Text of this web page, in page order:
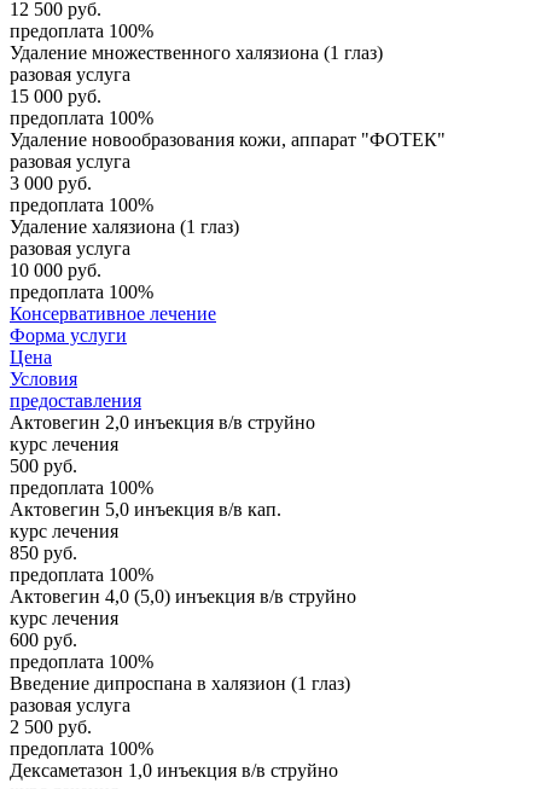
12 500 руб.
предоплата 100%
Удаление множественного халязиона (1 глаз)
разовая услуга
15 000 руб.
предоплата 100%
Удаление новообразования кожи, аппарат "ФОТЕК"
разовая услуга
3 000 руб.
предоплата 100%
Удаление халязиона (1 глаз)
разовая услуга
10 000 руб.
предоплата 100%
Консервативное лечение
Форма услуги
Цена
Условия
предоставления
Актовегин 2,0 инъекция в/в струйно
курс лечения
500 руб.
предоплата 100%
Актовегин 5,0 инъекция в/в кап.
курс лечения
850 руб.
предоплата 100%
Актовегин 4,0 (5,0) инъекция в/в струйно
курс лечения
600 руб.
предоплата 100%
Введение дипроспана в халязион (1 глаз)
разовая услуга
2 500 руб.
предоплата 100%
Дексаметазон 1,0 инъекция в/в струйно